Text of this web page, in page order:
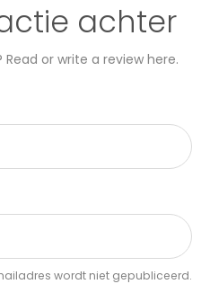
achter
or write a review here.
wordt niet gepubliceerd.